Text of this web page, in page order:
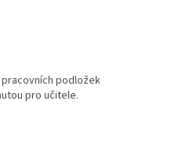
podložek
pro učitele.